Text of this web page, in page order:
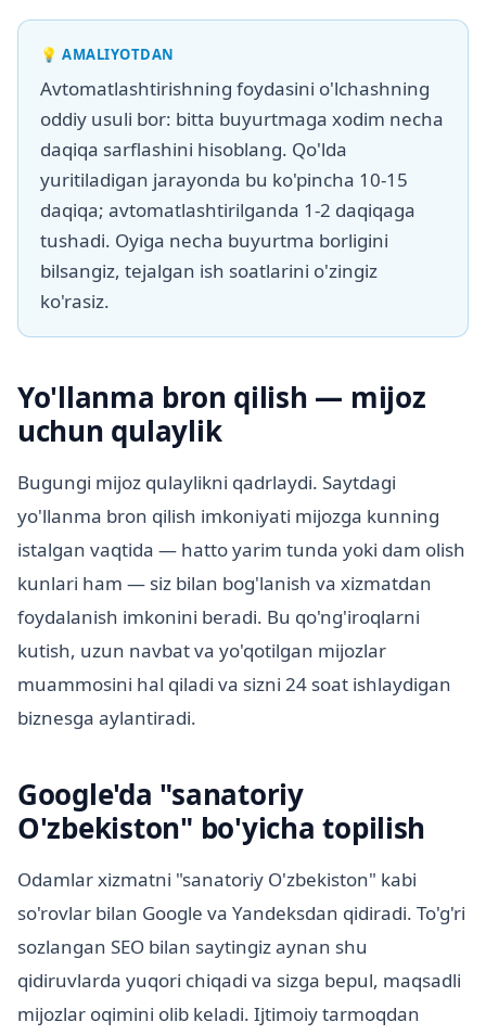
💡AMALIYOTDAN
Avtomatlashtirishning foydasini o'lchashning
oddiy usuli bor: bitta buyurtmaga xodim necha
daqiqa sarflashini hisoblang. Qo'lda
yuritiladigan jarayonda bu ko'pincha 10-15
daqiqa; avtomatlashtirilganda 1-2 daqiqaga
tushadi. Oyiga necha buyurtma borligini
bilsangiz, tejalgan ish soatlarini o'zingiz
ko'rasiz.
Yo'llanma bron qilish — mijoz
uchun qulaylik
Bugungi mijoz qulaylikni qadrlaydi. Saytdagi
yo'llanma bron qilish imkoniyati mijozga kunning
istalgan vaqtida — hatto yarim tunda yoki dam olish
kunlari ham — siz bilan bog'lanish va xizmatdan
foydalanish imkonini beradi. Bu qo'ng'iroqlarni
kutish, uzun navbat va yo'qotilgan mijozlar
muammosini hal qiladi va sizni 24 soat ishlaydigan
biznesga aylantiradi.
Google'da "sanatoriy
O'zbekiston" bo'yicha topilish
Odamlar xizmatni "sanatoriy O'zbekiston" kabi
so'rovlar bilan Google va Yandeksdan qidiradi. To'g'ri
sozlangan SEO bilan saytingiz aynan shu
qidiruvlarda yuqori chiqadi va sizga bepul, maqsadli
mijozlar oqimini olib keladi. Ijtimoiy tarmoqdan